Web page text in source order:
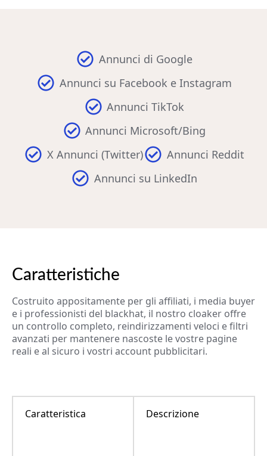
Annunci di Google
Annunci su Facebook e Instagram
Annunci TikTok
Annunci Microsoft/Bing
X Annunci (Twitter)
Annunci Reddit
Annunci su LinkedIn
Caratteristiche
Costruito appositamente per gli affiliati, i media buyer
e i professionisti del blackhat, il nostro cloaker offre
un controllo completo, reindirizzamenti veloci e filtri
avanzati per mantenere nascoste le vostre pagine
reali e al sicuro i vostri account pubblicitari.
Caratteristica Descrizione